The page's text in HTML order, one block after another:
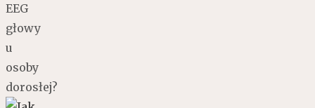
EEG
głowy
u
osoby
dorosłej?